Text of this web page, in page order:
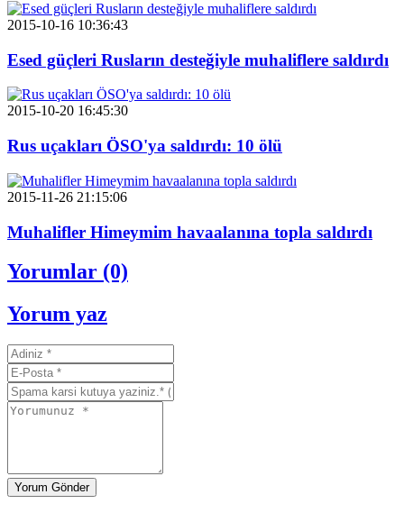
2015-10-16 10:36:43
Esed güçleri Rusların desteğiyle muhaliflere saldırdı
2015-10-20 16:45:30
Rus uçakları ÖSO'ya saldırdı: 10 ölü
2015-11-26 21:15:06
Muhalifler Himeymim havaalanına topla saldırdı
Yorumlar (0)
Yorum yaz
Yorum Gönder